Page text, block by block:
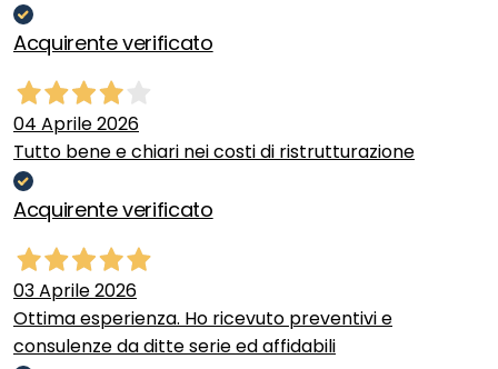
Acquirente verificato
04 Aprile 2026
Tutto bene e chiari nei costi di ristrutturazione
Acquirente verificato
03 Aprile 2026
Ottima esperienza. Ho ricevuto preventivi e
consulenze da ditte serie ed affidabili